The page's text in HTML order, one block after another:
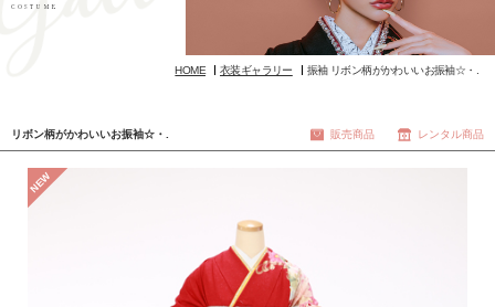
HOME 衣装ギャラリー 振袖 リボン柄がかわいいお振袖☆・.
COSTUME
リボン柄がかわいいお振袖☆・. 販売商品 レンタル商品
NEW